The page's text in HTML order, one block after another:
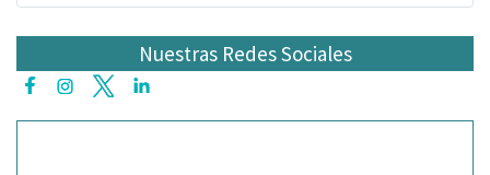
Nuestras Redes Sociales